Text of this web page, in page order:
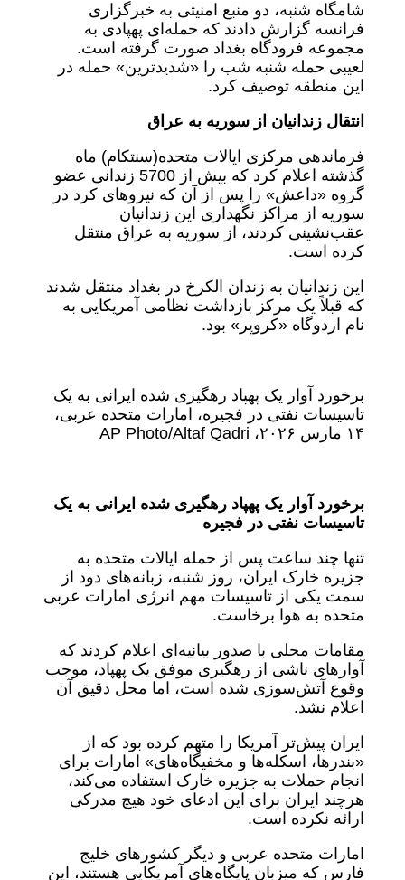
شامگاه شنبه، دو منبع امنیتی به خبرگزاری
فرانسه گزارش دادند که حمله‌ای پهپادی به
مجموعه فرودگاه بغداد صورت گرفته است.
لعیبی حمله شنبه شب را «شدیدترین» حمله در
این منطقه توصیف کرد.
انتقال زندانیان از سوریه به عراق
فرماندهی مرکزی ایالات متحده‌(سنتکام) ماه
گذشته اعلام کرد که بیش از 5700 زندانی عضو
گروه «داعش» را پس از آن که نیروهای کرد در
سوریه از مراکز نگهداری این زندانیان
عقب‌نشینی کردند، از سوریه به عراق منتقل
کرده است.
این زندانیان به زندان الکرخ در بغداد منتقل شدند
که قبلاً یک مرکز بازداشت نظامی آمریکایی به
نام اردوگاه «کروپر» بود.
برخورد آوار یک پهپاد رهگیری شده ایرانی به یک
تاسیسات نفتی در فجیره، امارات متحده عربی،
۱۴ مارس ۲۰۲۶، AP Photo/Altaf Qadri
برخورد آوار یک پهپاد رهگیری شده ایرانی به یک
تاسیسات نفتی در فجیره
تنها چند ساعت پس از حمله ایالات متحده به
جزیره خارک ایران، روز شنبه، زبانه‌های دود از
سمت یکی از تاسیسات مهم انرژی امارات عربی
متحده به هوا برخاست.
مقامات محلی با صدور بیانیه‌ای اعلام کردند که
آوارهای ناشی از رهگیری موفق یک پهپاد، موجب
وقوع آتش‌سوزی شده است، اما محل دقیق آن
اعلام نشد.
ایران پیش‌تر آمریکا را متهم کرده بود که از
«بندرها، اسکله‌ها و مخفیگاه‌های» امارات برای
انجام حملات به جزیره خارک استفاده می‌کند،
هرچند ایران برای این ادعای خود هیچ مدرکی
ارائه نکرده است.
امارات متحده عربی و دیگر کشورهای خلیج
فارس که میزبان پایگاه‌های آمریکایی هستند، این